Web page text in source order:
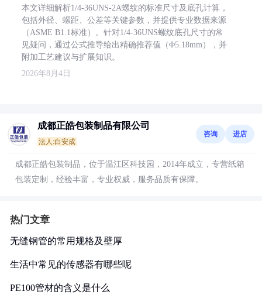
本文详细解析1/4-36UNS-2A螺纹的标准尺寸及底孔计算，
包括外径、螺距、公差等关键参数，并提供专业数据来源
（ASME B1.1标准）。针对1/4-36UNS螺纹底孔尺寸的常
见疑问，通过公式推导给出精确推荐值（Φ5.18mm），并
附加工艺建议与扩展知识。
2026年8月4日
成都正皓包装制品有限公司
法人:白安成
咨询 进店
成都正皓包装制品，位于温江区科技园，2014年成立，专营纸箱
包装定制，经验丰富，专业权威，服务品质有保障。
热门文章
无缝钢管的常用规格及壁厚
生活中常见的传感器有哪些呢
PE100管材的含义是什么